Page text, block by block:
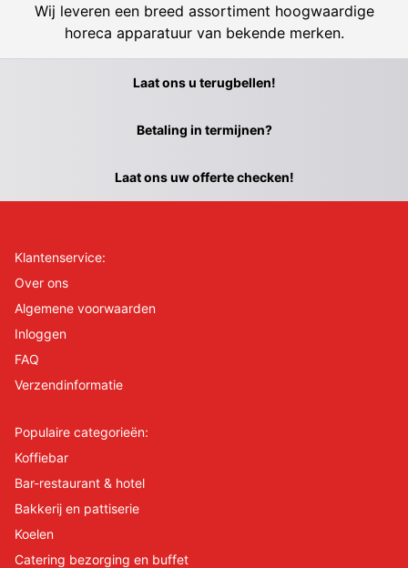
Wij leveren een breed assortiment hoogwaardige
horeca apparatuur van bekende merken.
Laat ons u terugbellen!
Betaling in termijnen?
Laat ons uw offerte checken!
Klantenservice:
Over ons
Algemene voorwaarden
Inloggen
FAQ
Verzendinformatie
Populaire categorieën:
Koffiebar
Bar-restaurant & hotel
Bakkerij en pattiserie
Koelen
Catering bezorging en buffet